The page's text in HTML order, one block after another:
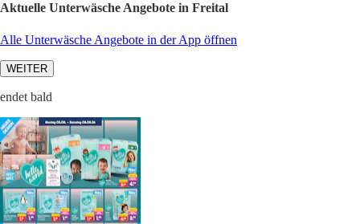
Aktuelle Unterwäsche Angebote in Freital
Alle Unterwäsche Angebote in der App öffnen
WEITER
endet bald